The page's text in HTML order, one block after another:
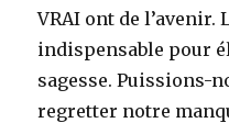
VRAI ont de l’avenir.
indispensable pour
sagesse. Puissions-
regretter notre